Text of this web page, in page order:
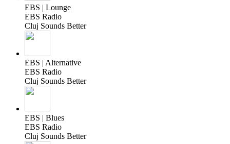
EBS | Lounge
EBS Radio
Cluj Sounds Better
EBS | Alternative
EBS Radio
Cluj Sounds Better
EBS | Blues
EBS Radio
Cluj Sounds Better